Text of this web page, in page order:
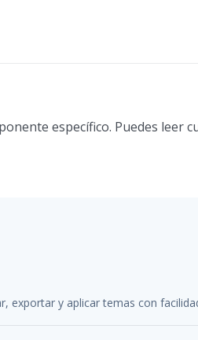
específico. Puedes leer
exportar y aplicar temas con